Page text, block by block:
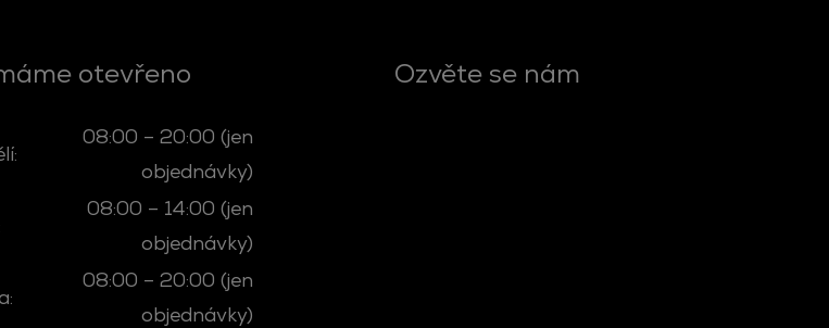
otevřeno
08:00 – 20:00 (jen
objednávky)
08:00 – 14:00 (jen
objednávky)
08:00 – 20:00 (jen
objednávky)
Ozvěte se nám